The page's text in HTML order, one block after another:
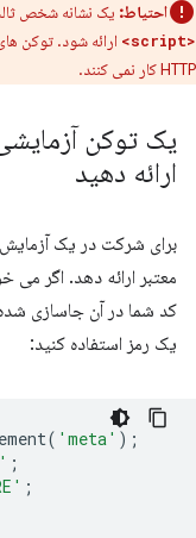
احتیاط: یک نشانه شخص
<script>
ارائه شود. توکن
HTTP کار نمی کنند.
یک توکن
ارائه دهید
برای شرکت در یک
معتبر ارائه دهد. اگر
کد شما در آن جاسازی
یک رمز استفاده کنید:
( 'meta' );
;
;